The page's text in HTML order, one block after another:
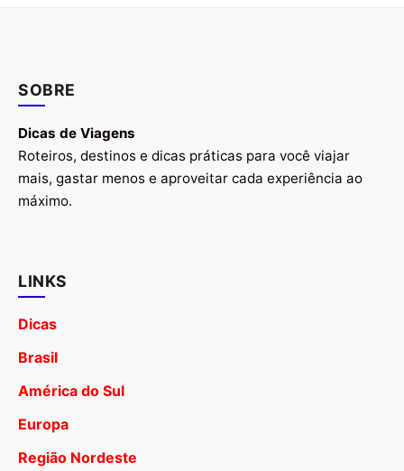
SOBRE
Dicas de Viagens
Roteiros, destinos e dicas práticas para você viajar
mais, gastar menos e aproveitar cada experiência ao
máximo.
LINKS
Dicas
Brasil
América do Sul
Europa
Região Nordeste